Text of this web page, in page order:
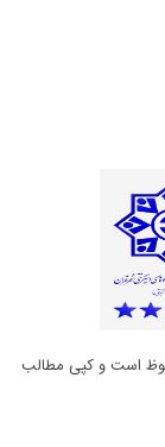
محفوظ است و کپی مطالب